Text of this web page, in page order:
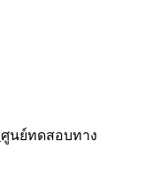
ศูนย์ทดสอบทาง